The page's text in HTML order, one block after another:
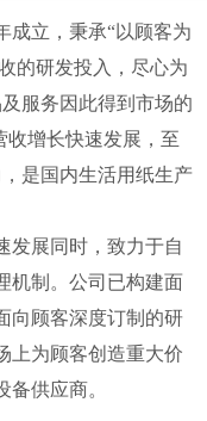
成立， 秉承“以顾客为
的研发投入，尽心为
服务因此得到市场的
收增长快速发展，至
是国内生活用纸生产
发展同时，致力于自
机制。公司已构建面
向顾客深度订制的研
上为顾客创造重大价
供应商。